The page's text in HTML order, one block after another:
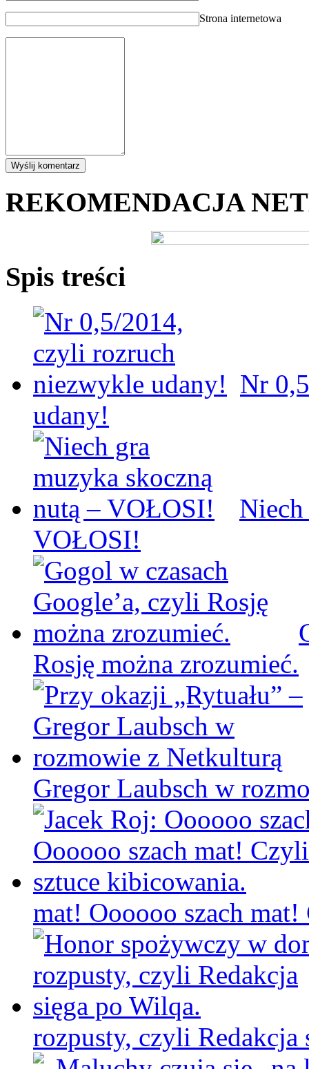
Strona internetowa
REKOMENDACJA
Spis treści
Nr
udany!
VOŁOSI!
Rosję można zrozumieć.
Gregor Laubsch w
mat! Oooooo szach
rozpusty, czyli Redakcja